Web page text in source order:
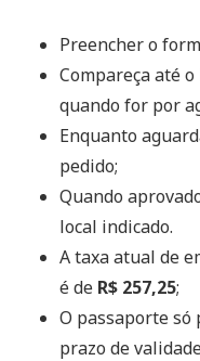
Preencher o
Compareça até
quando for por
Enquanto
pedido;
Quando
local indicado.
A taxa atual de
é de R$ 257,25;
O passaporte
prazo de